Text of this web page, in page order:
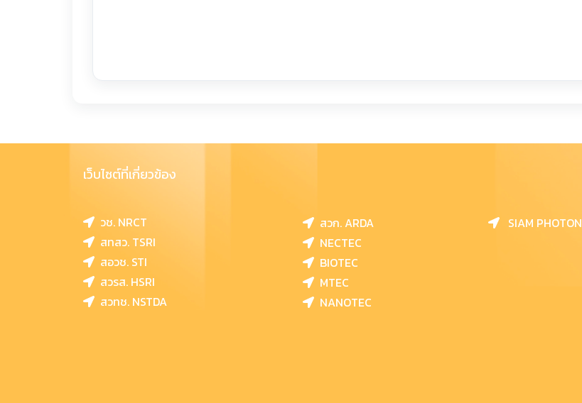
เว็บไซต์ที่เกี่ยวข้อง
วช. NRCT
สทสว. TSRI
สอวช. STI
สวรส. HSRI
สวทช. NSTDA
สวก. ARDA
NECTEC
BIOTEC
MTEC
NANOTEC
SIAM PHOTON